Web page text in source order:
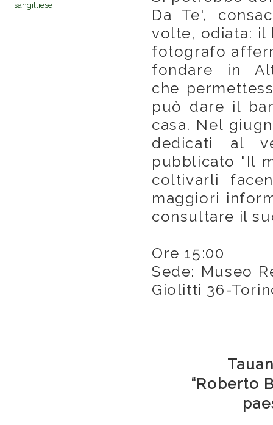
sangilliese
Da Te',
volte, odiata: il
fotografo
fondare in
che
può dare il
casa. Nel
dedicati al
pubblicato "Il
coltivarli
maggiori
consultare il
Ore 15:00
Sede: Museo
Giolitti 36-
“Roberto